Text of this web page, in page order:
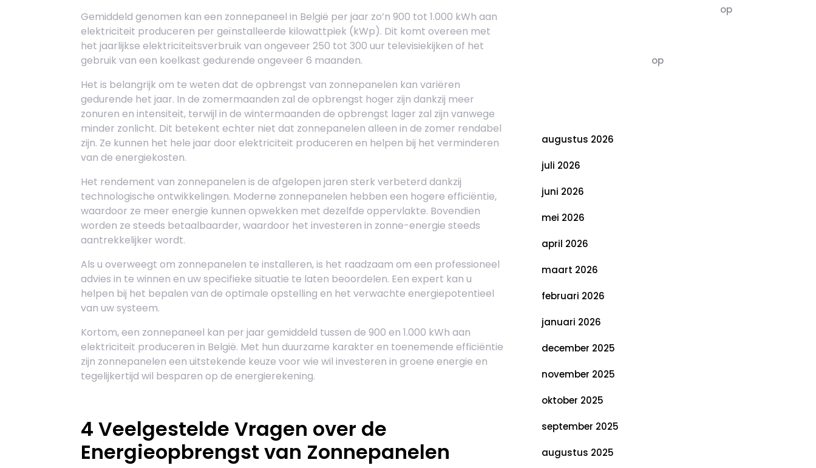
Gemiddeld genomen kan een zonnepaneel in België per jaar zo’n 900 tot 1.000 kWh aan
elektriciteit produceren per geïnstalleerde kilowattpiek (kWp). Dit komt overeen met
het jaarlijkse elektriciteitsverbruik van ongeveer 250 tot 300 uur televisiekijken of het
gebruik van een koelkast gedurende ongeveer 6 maanden.
Het is belangrijk om te weten dat de opbrengst van zonnepanelen kan variëren
gedurende het jaar. In de zomermaanden zal de opbrengst hoger zijn dankzij meer
zonuren en intensiteit, terwijl in de wintermaanden de opbrengst lager zal zijn vanwege
minder zonlicht. Dit betekent echter niet dat zonnepanelen alleen in de zomer rendabel
zijn. Ze kunnen het hele jaar door elektriciteit produceren en helpen bij het verminderen
van de energiekosten.
Het rendement van zonnepanelen is de afgelopen jaren sterk verbeterd dankzij
technologische ontwikkelingen. Moderne zonnepanelen hebben een hogere efficiëntie,
waardoor ze meer energie kunnen opwekken met dezelfde oppervlakte. Bovendien
worden ze steeds betaalbaarder, waardoor het investeren in zonne-energie steeds
aantrekkelijker wordt.
Als u overweegt om zonnepanelen te installeren, is het raadzaam om een professioneel
advies in te winnen en uw specifieke situatie te laten beoordelen. Een expert kan u
helpen bij het bepalen van de optimale opstelling en het verwachte energiepotentieel
van uw systeem.
Kortom, een zonnepaneel kan per jaar gemiddeld tussen de 900 en 1.000 kWh aan
elektriciteit produceren in België. Met hun duurzame karakter en toenemende efficiëntie
zijn zonnepanelen een uitstekende keuze voor wie wil investeren in groene energie en
tegelijkertijd wil besparen op de energierekening.
4 Veelgestelde Vragen over de
Energieopbrengst van Zonnepanelen
op
op
augustus 2026
juli 2026
juni 2026
mei 2026
april 2026
maart 2026
februari 2026
januari 2026
december 2025
november 2025
oktober 2025
september 2025
augustus 2025